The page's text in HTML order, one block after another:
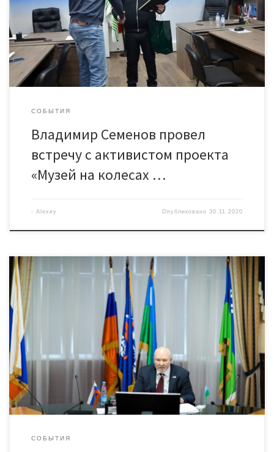
Активист рассказал депутату о работе передвижного музея,
который появился в Нефтеюганском районе благодаря
усилиям сразу нескольких инициативных людей. Сама музейная
экспозиция была создана […]
СОБЫТИЯ
Владимир Семенов провел
встречу с активистом проекта
«Музей на колесах …
- Alexey Опубликовано30.11.2020
Председатель Комитета Думы Югры по законодательству,
вопросам государственной власти и местному
самоуправлению Владимир Семенов прокомментировал
прозвучавший накануне отчет Губернатора Югры о
результатах деятельности Правительства за 2019 год: — Мы с
коллегами от комитета задали Губернатору вопрос о мерах
повышения экономической устойчивости институтов
гражданского общества, в том числе социально
ориентированных некоммерческих […]
СОБЫТИЯ